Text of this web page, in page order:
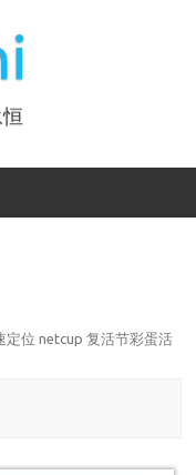
定位 netcup 复活节彩蛋活